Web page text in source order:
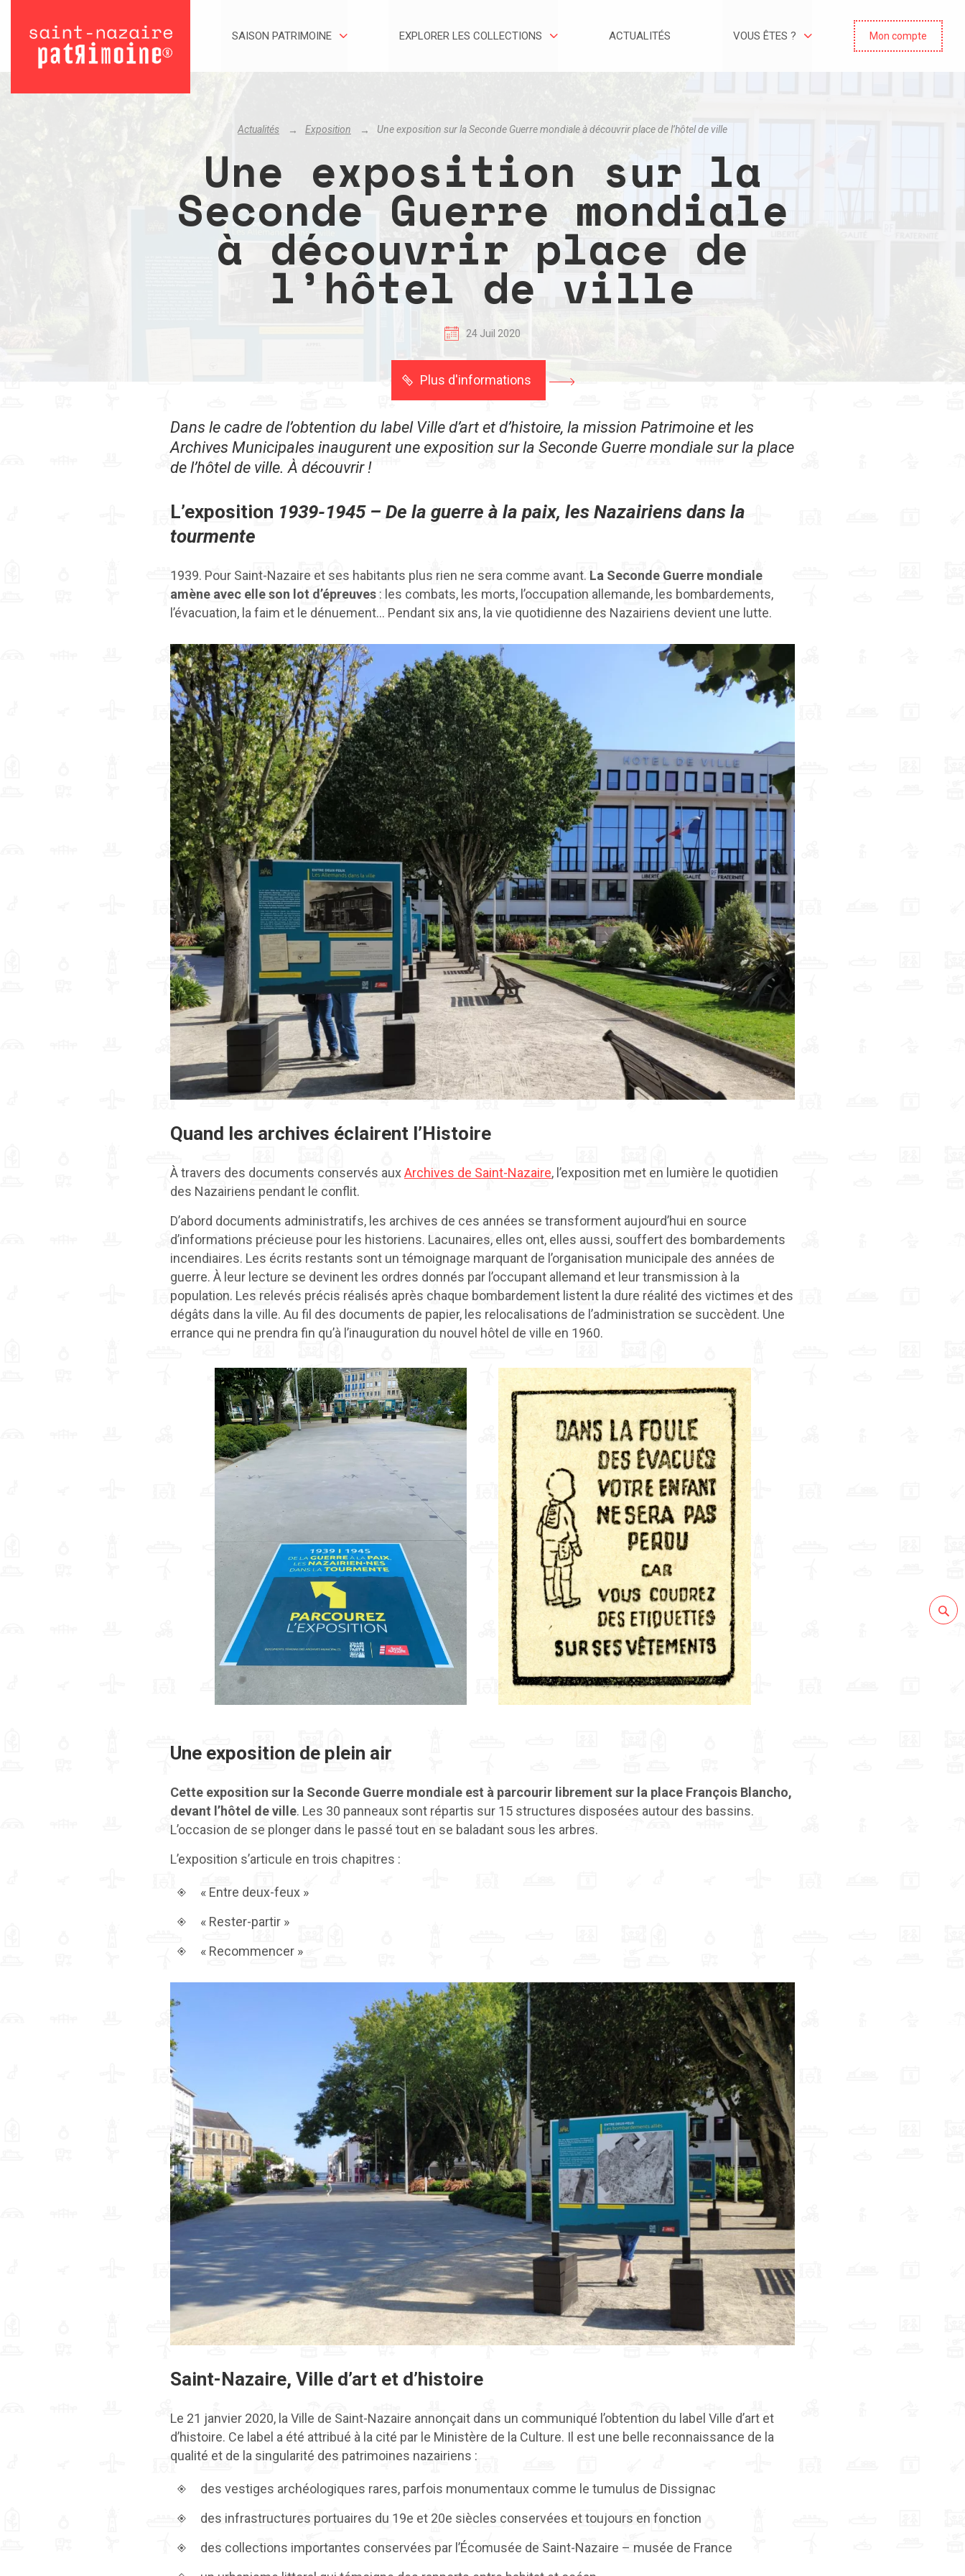
SAISON PATRIMOINE EXPLORER LES COLLECTIONS ACTUALITÉS VOUS ÊTES ? Mon compte
Actualités Exposition Une exposition sur la Seconde Guerre mondiale à découvrir place de l’hôtel de ville
Une exposition sur la
Seconde Guerre mondiale
à découvrir place de
l’hôtel de ville
24 Juil 2020
Plus d'informations
Dans le cadre de l’obtention du label Ville d’art et d’histoire, la mission Patrimoine et les
Archives Municipales inaugurent une exposition sur la Seconde Guerre mondiale sur la place
de l’hôtel de ville. À découvrir !
L’exposition 1939-1945 – De la guerre à la paix, les Nazairiens dans la
tourmente
1939. Pour Saint-Nazaire et ses habitants plus rien ne sera comme avant. La Seconde Guerre mondiale
amène avec elle son lot d’épreuves : les combats, les morts, l’occupation allemande, les bombardements,
l’évacuation, la faim et le dénuement… Pendant six ans, la vie quotidienne des Nazairiens devient une lutte.
Quand les archives éclairent l’Histoire
À travers des documents conservés auxArchives de Saint-Nazaire, l’exposition met en lumière le quotidien
des Nazairiens pendant le conflit.
D’abord documents administratifs, les archives de ces années se transforment aujourd’hui en source
d’informations précieuse pour les historiens. Lacunaires, elles ont, elles aussi, souffert des bombardements
incendiaires. Les écrits restants sont un témoignage marquant de l’organisation municipale des années de
guerre. À leur lecture se devinent les ordres donnés par l’occupant allemand et leur transmission à la
population. Les relevés précis réalisés après chaque bombardement listent la dure réalité des victimes et des
dégâts dans la ville. Au fil des documents de papier, les relocalisations de l’administration se succèdent. Une
errance qui ne prendra fin qu’à l’inauguration du nouvel hôtel de ville en 1960.
Une exposition de plein air
Cette exposition sur la Seconde Guerre mondiale est à parcourir librement sur la place François Blancho,
devant l’hôtel de ville. Les 30 panneaux sont répartis sur 15 structures disposées autour des bassins.
L’occasion de se plonger dans le passé tout en se baladant sous les arbres.
L’exposition s’articule en trois chapitres :
« Entre deux-feux »
« Rester-partir »
« Recommencer »
Saint-Nazaire, Ville d’art et d’histoire
Le 21 janvier 2020, la Ville de Saint-Nazaire annonçait dans un communiqué l’obtention du label Ville d’art et
d’histoire. Ce label a été attribué à la cité par le Ministère de la Culture. Il est une belle reconnaissance de la
qualité et de la singularité des patrimoines nazairiens :
des vestiges archéologiques rares, parfois monumentaux comme le tumulus de Dissignac
des infrastructures portuaires du 19e et 20e siècles conservées et toujours en fonction
des collections importantes conservées par l’Écomusée de Saint-Nazaire – musée de France